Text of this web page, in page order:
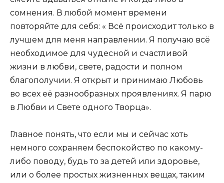
сомнения. В любой момент времени
повторяйте для себя: « Всё происходит только в
лучшем для меня направлении. Я получаю всё
необходимое для чудесной и счастливой
жизни в любви, свете, радости и полном
благополучии. Я открыт и принимаю Любовь
во всех её разнообразных проявлениях. Я парю
в Любви и Свете одного Творца».
Главное понять, что если мы и сейчас хоть
немного сохраняем беспокойство по какому-
либо поводу, будь то за детей или здоровье,
или о более простых жизненных вещах, таким